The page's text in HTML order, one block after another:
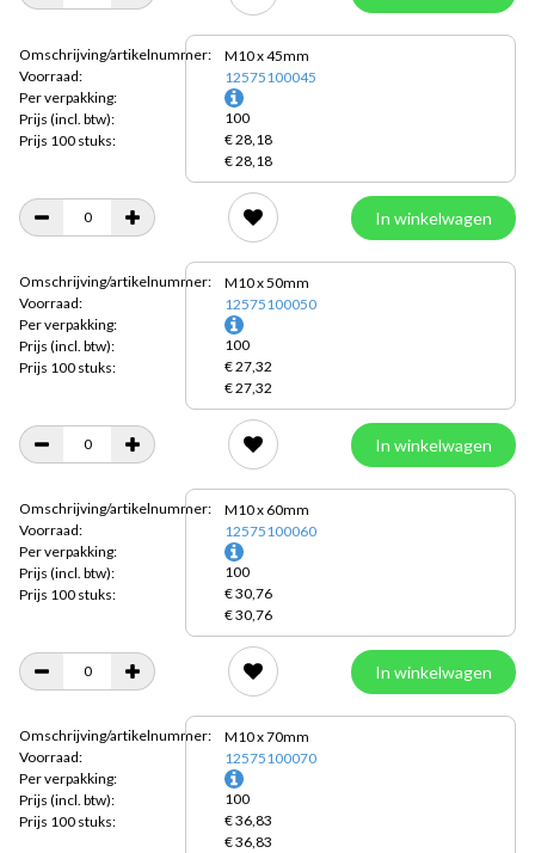
Omschrijving/artikelnummer:
Voorraad:
Per verpakking:
Prijs (incl. btw):
Prijs 100 stuks:
M10 x 45mm
12575100045
100
€ 28,18
€ 28,18
In winkelwagen
Omschrijving/artikelnummer:
Voorraad:
Per verpakking:
Prijs (incl. btw):
Prijs 100 stuks:
M10 x 50mm
12575100050
100
€ 27,32
€ 27,32
In winkelwagen
Omschrijving/artikelnummer:
Voorraad:
Per verpakking:
Prijs (incl. btw):
Prijs 100 stuks:
M10 x 60mm
12575100060
100
€ 30,76
€ 30,76
In winkelwagen
Omschrijving/artikelnummer:
Voorraad:
Per verpakking:
Prijs (incl. btw):
Prijs 100 stuks:
M10 x 70mm
12575100070
100
€ 36,83
€ 36,83